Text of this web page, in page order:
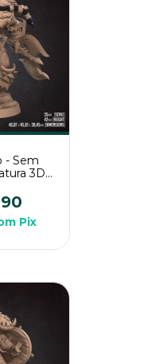
- Sem
3D
Pix